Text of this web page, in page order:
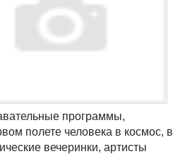
программы,
полете человека в космос, в
вечеринки, артисты